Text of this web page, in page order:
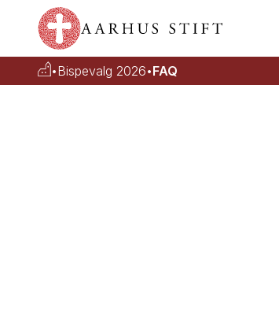
•Bispevalg 2026•FAQ